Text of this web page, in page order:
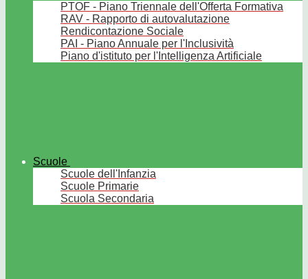
PTOF - Piano Triennale dell'Offerta Formativa
RAV - Rapporto di autovalutazione
Rendicontazione Sociale
PAI - Piano Annuale per l'Inclusività
Piano d'istituto per l'Intelligenza Artificiale
Scuole
Scuole dell'Infanzia
Scuole Primarie
Scuola Secondaria